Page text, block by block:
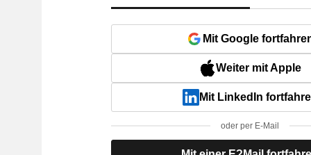
Mit Google
Weiter mit Apple
Mit LinkedIn
oder per E-Mail